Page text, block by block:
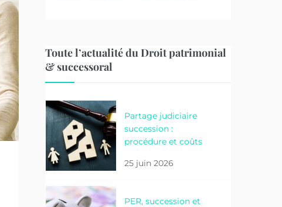
Toute l’actualité du Droit patrimonial
& successoral
Partage judiciaire
succession :
procédure et coûts
25 juin 2026
PER, succession et